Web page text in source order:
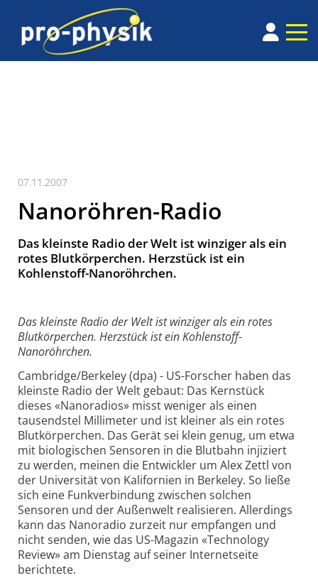
07.11.2007
Nanoröhren-Radio
Das kleinste Radio der Welt ist winziger als ein
rotes Blutkörperchen. Herzstück ist ein
Kohlenstoff-Nanoröhrchen.
Das kleinste Radio der Welt ist winziger als ein rotes
Blutkörperchen. Herzstück ist ein Kohlenstoff-
Nanoröhrchen.
Cambridge/Berkeley (dpa) - US-Forscher haben das
kleinste Radio der Welt gebaut: Das Kernstück
dieses «Nanoradios» misst weniger als einen
tausendstel Millimeter und ist kleiner als ein rotes
Blutkörperchen. Das Gerät sei klein genug, um etwa
mit biologischen Sensoren in die Blutbahn injiziert
zu werden, meinen die Entwickler um Alex Zettl von
der Universität von Kalifornien in Berkeley. So ließe
sich eine Funkverbindung zwischen solchen
Sensoren und der Außenwelt realisieren. Allerdings
kann das Nanoradio zurzeit nur empfangen und
nicht senden, wie das US-Magazin «Technology
Review» am Dienstag auf seiner Internetseite
berichtete.